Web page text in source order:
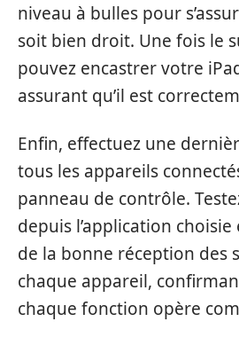
niveau à bulles pour
soit bien droit. Une fois le
pouvez encastrer votre
assurant qu’il est
Enfin, effectuez une
tous les appareils
panneau de contrôle.
depuis l’application
de la bonne réception des
chaque appareil,
chaque fonction opère